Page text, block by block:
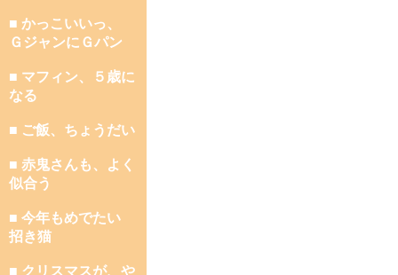
■ かっこいいっ、
ＧジャンにＧパン
■ マフィン、５歳に
なる
■ ご飯、ちょうだい
■ 赤鬼さんも、よく
似合う
■ 今年もめでたい
招き猫
■ クリスマスが、や